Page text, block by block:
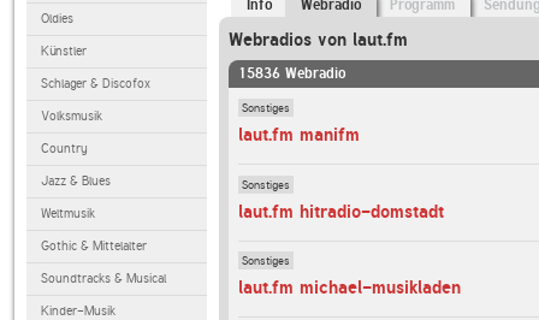
Oldies
Künstler
Schlager & Discofox
Volksmusik
Country
Jazz & Blues
Weltmusik
Gothic & Mittelalter
Soundtracks & Musical
Kinder-Musik
Info Webradio Programm
Webradios von laut.fm
15836 Webradio
Sonstiges
laut.fm manifm
Sonstiges
laut.fm hitradio-domstadt
Sonstiges
laut.fm michael-musikladen